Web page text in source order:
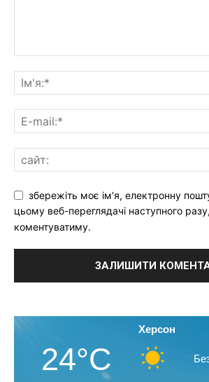
збережіть моє ім'я, електронну
цьому веб-переглядачі наступного
коментуватиму.
Херсон
24°C